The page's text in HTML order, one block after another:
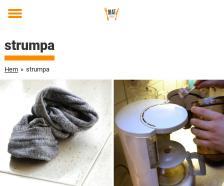
Toggle
strumpa
Hem » strumpa